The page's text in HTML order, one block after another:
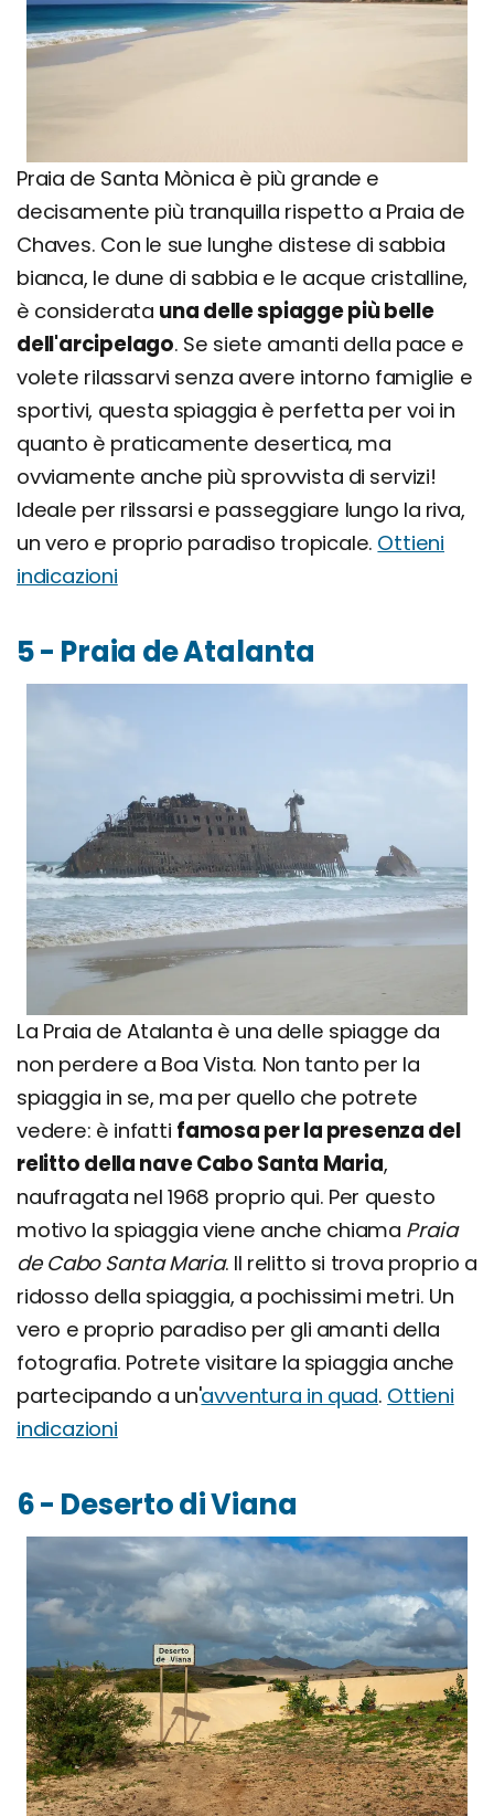
Praia de Santa Mònica è più grande e
decisamente più tranquilla rispetto a Praia de
Chaves. Con le sue lunghe distese di sabbia
bianca, le dune di sabbia e le acque cristalline,
è considerata una delle spiagge più belle
dell'arcipelago. Se siete amanti della pace e
volete rilassarvi senza avere intorno famiglie e
sportivi, questa spiaggia è perfetta per voi in
quanto è praticamente desertica, ma
ovviamente anche più sprovvista di servizi!
Ideale per rilssarsi e passeggiare lungo la riva,
un vero e proprio paradiso tropicale. Ottieni
indicazioni
5 - Praia de Atalanta
La Praia de Atalanta è una delle spiagge da
non perdere a Boa Vista. Non tanto per la
spiaggia in se, ma per quello che potrete
vedere: è infatti famosa per la presenza del
relitto della nave Cabo Santa Maria,
naufragata nel 1968 proprio qui. Per questo
motivo la spiaggia viene anche chiama Praia
de Cabo Santa Maria. Il relitto si trova proprio a
ridosso della spiaggia, a pochissimi metri. Un
vero e proprio paradiso per gli amanti della
fotografia. Potrete visitare la spiaggia anche
partecipando a un'avventura in quad. Ottieni
indicazioni
6 - Deserto di Viana